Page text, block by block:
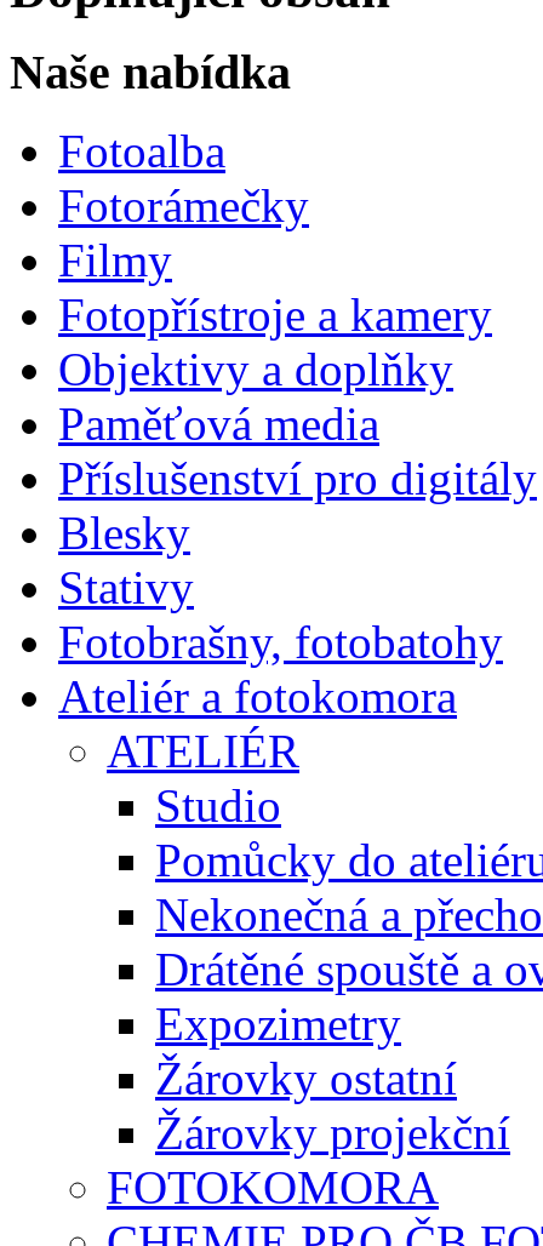
Naše nabídka
Fotoalba
Fotorámečky
Filmy
Fotopřístroje a kamery
Objektivy a doplňky
Paměťová media
Příslušenství pro digitály
Blesky
Stativy
Fotobrašny, fotobatohy
Ateliér a fotokomora
ATELIÉR
Studio
Pomůcky do
Nekonečná a
Drátěné spouště a
Expozimetry
Žárovky ostatní
Žárovky projekční
FOTOKOMORA